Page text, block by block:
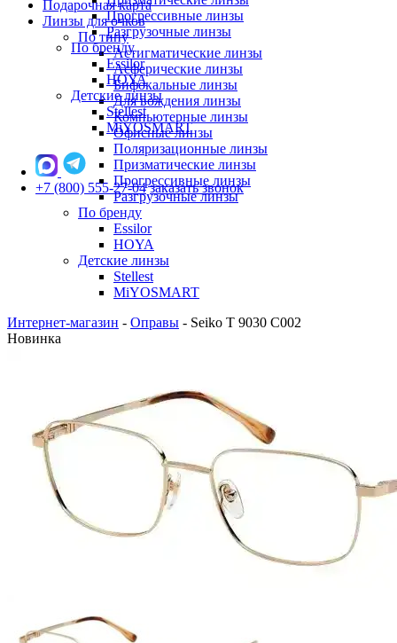
Подарочная карта
Линзы для очков
По типу
Астигматические линзы
Асферические линзы
Бифокальные линзы
Для вождения линзы
Компьютерные линзы
Офисные линзы
Поляризационные линзы
Призматические линзы
Прогрессивные линзы
Разгрузочные линзы
По бренду
Essilor
HOYA
Детские линзы
Stellest
MiYOSMART
Прогрессивные линзы
Разгрузочные линзы
По бренду
Essilor
HOYA
Детские линзы
Stellest
MiYOSMART
+7 (800) 555-27-04 заказать звонок
Интернет-магазин - Оправы - Seiko T 9030 C002
Новинка